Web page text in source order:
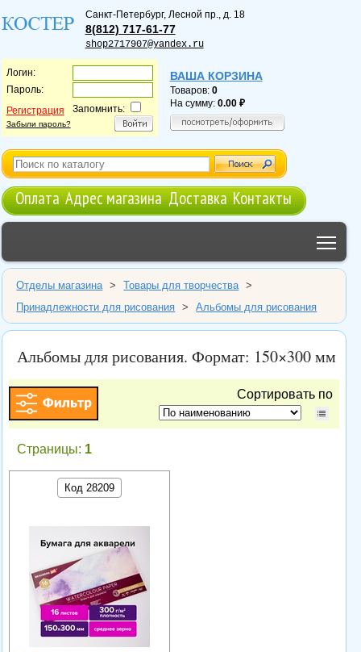
Санкт-Петербург, Лесной пр., д. 18
8(812) 717-61-77
shop2717907@yandex.ru
Логин:
Пароль:
Регистрация
Забыли пароль?
Запомнить:
ВАША КОРЗИНА
Товаров: 0
На сумму: 0.00
Оплата Адрес магазина Доставка Контакты
Отделы магазина > Товары для творчества
>
Принадлежности для рисования
> Альбомы для рисования
Альбомы для рисования. Формат: 150×300 мм
Сортировать по
Страницы: 1
Код 28209